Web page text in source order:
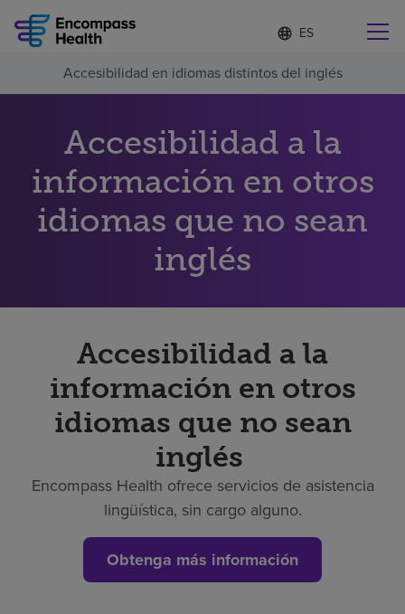
Lista
de
idiomas
contraída
d
o
m
e
c
c
i
Encuentre una localidad cerca de usted
Por qué debe elegirnos
Servicios de rehabilitación
Acerca de nosotros
Buscar un centro
Accesibilidad en idiomas distintos del inglés
Accesibilidad a la
información en otros
idiomas que no sean
inglés
Accesibilidad a la
información en otros
idiomas que no sean
inglés
Encompass Health ofrece servicios de asistencia
lingüística, sin cargo alguno.
Obtenga más información